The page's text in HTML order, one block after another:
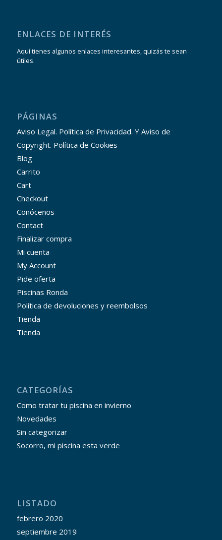
ENLACES DE INTERÉS
Aquí tienes algunos enlaces interesantes, quizás te sean
útiles.
PÁGINAS
Aviso Legal. Política de Privacidad. Y Aviso de
Copyright. Política de Cookies
Blog
Carrito
Cart
Checkout
Conócenos
Contact
Finalizar compra
Mi cuenta
My Account
Pide oferta
Piscinas Ronda
Política de devoluciones y reembolsos
Tienda
Tienda
CATEGORÍAS
Como tratar tu piscina en invierno
Novedades
Sin categorizar
Socorro, mi piscina esta verde
LISTADO
febrero 2020
septiembre 2019